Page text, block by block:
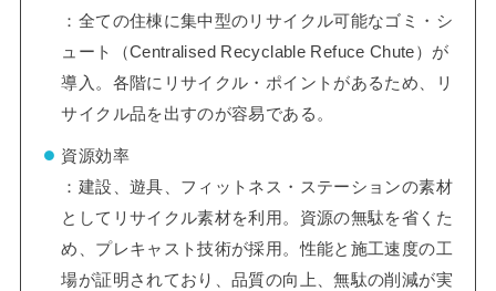
：全ての住棟に集中型のリサイクル可能なゴミ・シ
ュート（Centralised Recyclable Refuce Chute）が
導入。各階にリサイクル・ポイントがあるため、リ
サイクル品を出すのが容易である。
資源効率
：建設、遊具、フィットネス・ステーションの素材
としてリサイクル素材を利用。資源の無駄を省くた
め、プレキャスト技術が採用。性能と施工速度の工
場が証明されており、品質の向上、無駄の削減が実